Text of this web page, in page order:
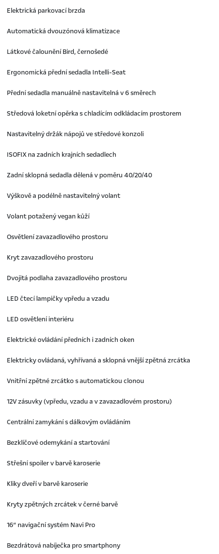
Elektrická parkovací brzda
Automatická dvouzónová klimatizace
Látkové čalounění Bird, černošedé
Ergonomická přední sedadla Intelli-Seat
Přední sedadla manuálně nastavitelná v 6 směrech
Středová loketní opěrka s chladícím odkládacím prostorem
Nastavitelný držák nápojů ve středové konzoli
ISOFIX na zadních krajních sedadlech
Zadní sklopná sedadla dělená v poměru 40/20/40
Výškově a podélně nastavitelný volant
Volant potažený vegan kůží
Osvětlení zavazadlového prostoru
Kryt zavazadlového prostoru
Dvojitá podlaha zavazadlového prostoru
LED čtecí lampičky vpředu a vzadu
LED osvětlení interiéru
Elektrické ovládání předních i zadních oken
Elektricky ovládaná, vyhřívaná a sklopná vnější zpětná zrcátka
Vnitřní zpětné zrcátko s automatickou clonou
12V zásuvky (vpředu, vzadu a v zavazadlovém prostoru)
Centrální zamykání s dálkovým ovládáním
Bezklíčové odemykání a startování
Střešní spoiler v barvě karoserie
Kliky dveří v barvě karoserie
Kryty zpětných zrcátek v černé barvě
16“ navigační systém Navi Pro
Bezdrátová nabíječka pro smartphony